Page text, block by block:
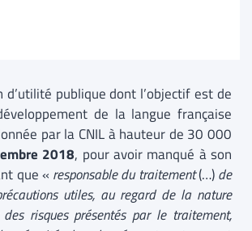
d’utilité publique dont l’objectif est de
de la langue française
par la CNIL à hauteur de 30 000
2018, pour avoir manqué à son
que « responsable du traitement(…)de
utiles, au regard de la nature
risques présentés par le traitement,